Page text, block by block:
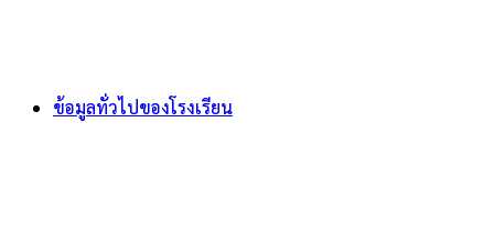
ข้อมูลทั่วไปของโรงเรียน